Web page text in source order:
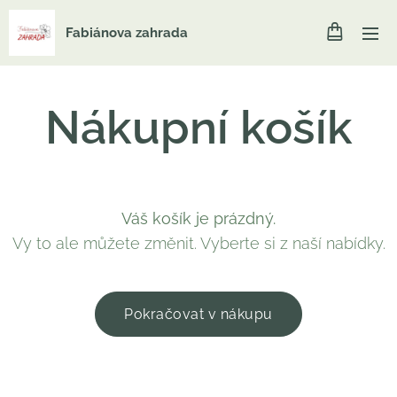
Fabiánova zahrada
Nákupní košík
Váš košík je prázdný.
Vy to ale můžete změnit. Vyberte si z naší nabídky.
Pokračovat v nákupu